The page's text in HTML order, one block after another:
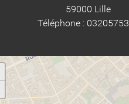
59000 Lille
Téléphone :